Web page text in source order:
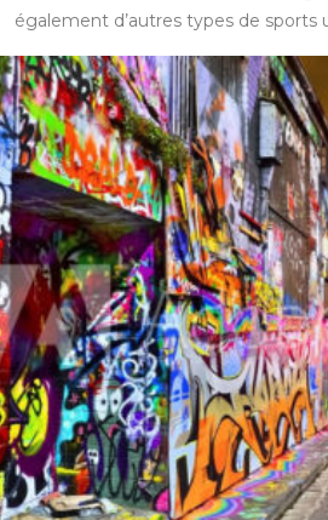
également d’autres types de sports